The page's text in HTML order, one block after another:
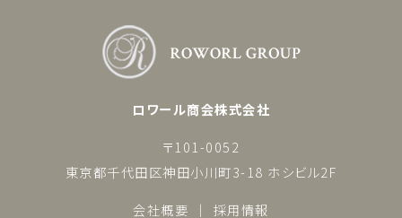
ロワール商会株式会社
〒101-0052
東京都千代田区神田小川町3-18 ホシビル2F
会社概要
採用情報